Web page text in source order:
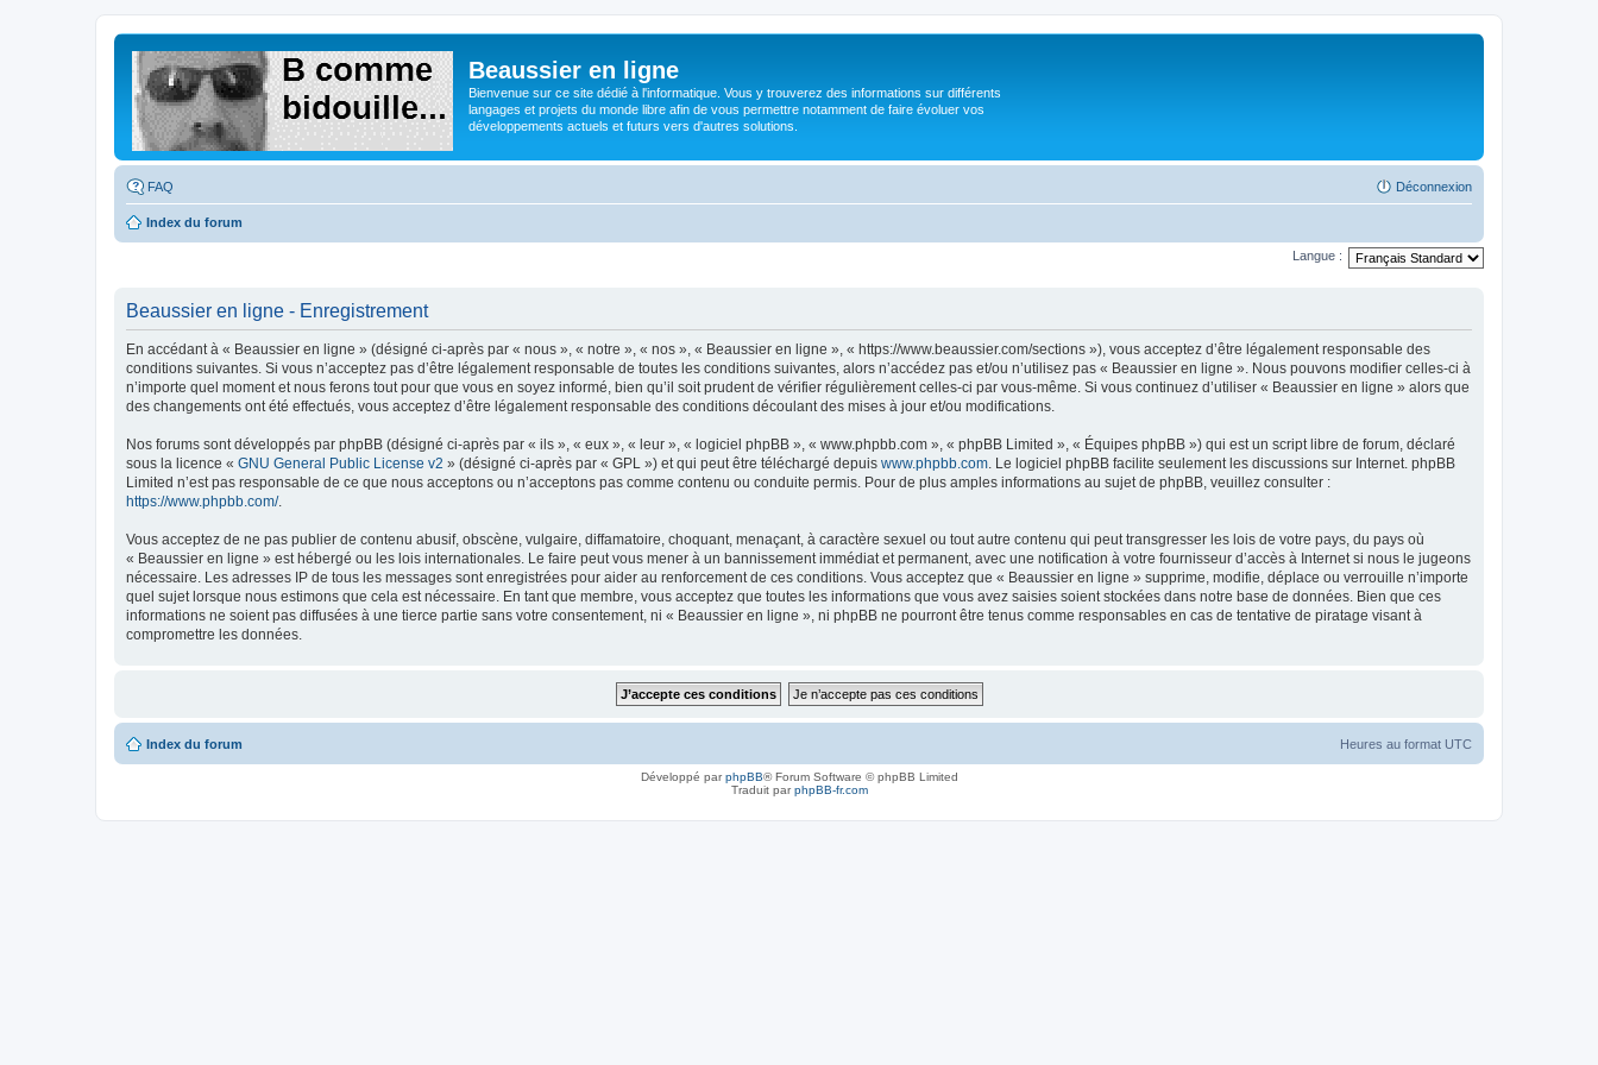
Beaussier en ligne
Bienvenue sur ce site dédié à l'informatique. Vous y trouverez des informations sur différents
langages et projets du monde libre afin de vous permettre notamment de faire évoluer vos
développements actuels et futurs vers d'autres solutions.
FAQ Déconnexion
Index du forum
Langue :
Beaussier en ligne - Enregistrement
En accédant à « Beaussier en ligne » (désigné ci-après par « nous », « notre », « nos », « Beaussier en ligne », « https://www.beaussier.com/sections »), vous acceptez d’être légalement responsable des
conditions suivantes. Si vous n’acceptez pas d’être légalement responsable de toutes les conditions suivantes, alors n’accédez pas et/ou n’utilisez pas « Beaussier en ligne ». Nous pouvons modifier celles-ci à
n’importe quel moment et nous ferons tout pour que vous en soyez informé, bien qu’il soit prudent de vérifier régulièrement celles-ci par vous-même. Si vous continuez d’utiliser « Beaussier en ligne » alors que
des changements ont été effectués, vous acceptez d’être légalement responsable des conditions découlant des mises à jour et/ou modifications.
Nos forums sont développés par phpBB (désigné ci-après par « ils », « eux », « leur », « logiciel phpBB », « www.phpbb.com », « phpBB Limited », « Équipes phpBB ») qui est un script libre de forum, déclaré
sous la licence « GNU General Public License v2 » (désigné ci-après par « GPL ») et qui peut être téléchargé depuis www.phpbb.com. Le logiciel phpBB facilite seulement les discussions sur Internet. phpBB
Limited n’est pas responsable de ce que nous acceptons ou n’acceptons pas comme contenu ou conduite permis. Pour de plus amples informations au sujet de phpBB, veuillez consulter :
https://www.phpbb.com/.
Vous acceptez de ne pas publier de contenu abusif, obscène, vulgaire, diffamatoire, choquant, menaçant, à caractère sexuel ou tout autre contenu qui peut transgresser les lois de votre pays, du pays où
« Beaussier en ligne » est hébergé ou les lois internationales. Le faire peut vous mener à un bannissement immédiat et permanent, avec une notification à votre fournisseur d’accès à Internet si nous le jugeons
nécessaire. Les adresses IP de tous les messages sont enregistrées pour aider au renforcement de ces conditions. Vous acceptez que « Beaussier en ligne » supprime, modifie, déplace ou verrouille n’importe
quel sujet lorsque nous estimons que cela est nécessaire. En tant que membre, vous acceptez que toutes les informations que vous avez saisies soient stockées dans notre base de données. Bien que ces
informations ne soient pas diffusées à une tierce partie sans votre consentement, ni « Beaussier en ligne », ni phpBB ne pourront être tenus comme responsables en cas de tentative de piratage visant à
compromettre les données.
Index du forum Heures au format UTC
Développé parphpBB® Forum Software © phpBB Limited
Traduit parphpBB-fr.com